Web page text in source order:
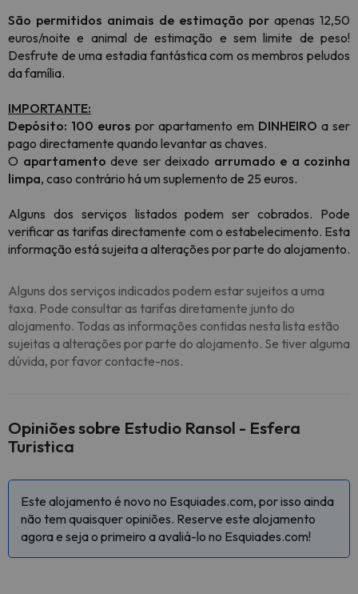
São permitidos animais de estimação por apenas 12,50
euros/noite e animal de estimação e sem limite de peso!
Desfrute de uma estadia fantástica com os membros peludos
da família.
IMPORTANTE:
Depósito: 100 euros por apartamento em DINHEIRO a ser
pago directamente quando levantar as chaves.
O apartamento deve ser deixado arrumado e a cozinha
limpa, caso contrário há um suplemento de 25 euros.
Alguns dos serviços listados podem ser cobrados. Pode
verificar as tarifas directamente com o estabelecimento. Esta
informação está sujeita a alterações por parte do alojamento.
Alguns dos serviços indicados podem estar sujeitos a uma
taxa. Pode consultar as tarifas diretamente junto do
alojamento. Todas as informações contidas nesta lista estão
sujeitas a alterações por parte do alojamento. Se tiver alguma
dúvida, por favor contacte-nos.
Opiniões sobre Estudio Ransol - Esfera
Turistica
Este alojamento é novo no Esquiades.com, por isso ainda
não tem quaisquer opiniões. Reserve este alojamento
agora e seja o primeiro a avaliá-lo no Esquiades.com!